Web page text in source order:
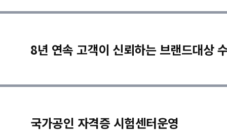
8년 연속 고객이 신뢰하는 브랜드대상
국가공인 자격증 시험센터운영